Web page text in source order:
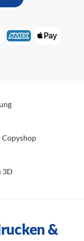
Copyshop
3D
&